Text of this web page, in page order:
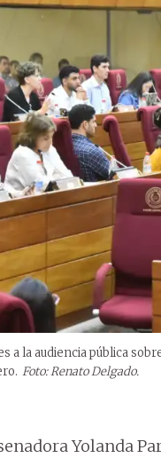
a la audiencia pública
Foto: Renato Delgado.
Yolanda